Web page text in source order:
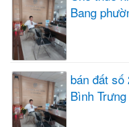
Bang
bán đất số
Bình